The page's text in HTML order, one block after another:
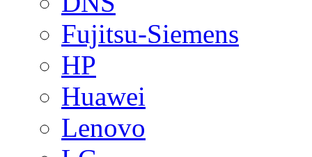
Fujitsu-Siemens
HP
Huawei
Lenovo